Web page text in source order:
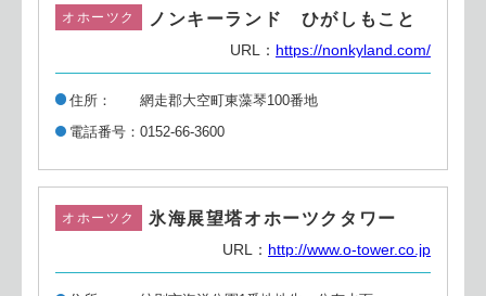
オホーツク ノンキーランド ひがしもこと
URL： https://nonkyland.com/
住所
網走郡大空町東藻琴100番地
電話番号
0152-66-3600
オホーツク 氷海展望塔オホーツクタワー
URL： http://www.o-tower.co.jp